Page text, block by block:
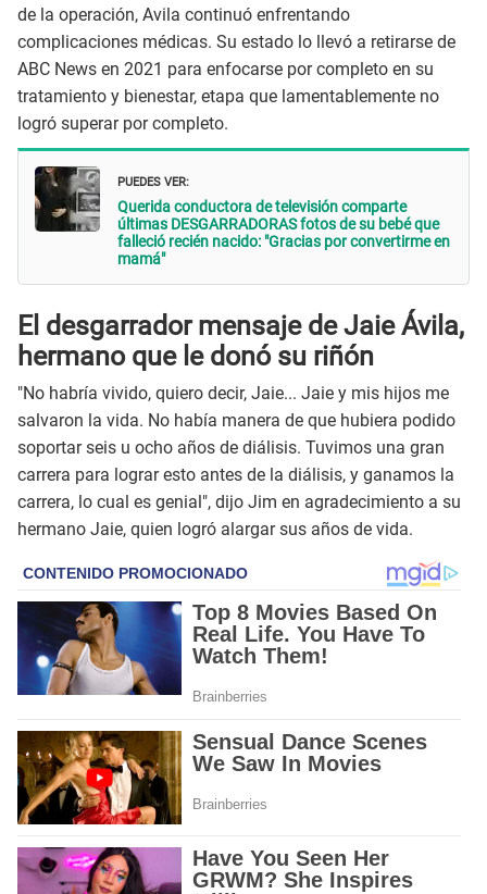
de la operación, Avila continuó enfrentando
complicaciones médicas. Su estado lo llevó a retirarse de
ABC News en 2021 para enfocarse por completo en su
tratamiento y bienestar, etapa que lamentablemente no
logró superar por completo.
PUEDES VER:
Querida conductora de televisión comparte
últimas DESGARRADORAS fotos de su bebé que
falleció recién nacido: "Gracias por convertirme en
mamá"
El desgarrador mensaje de Jaie Ávila,
hermano que le donó su riñón
"No habría vivido, quiero decir, Jaie... Jaie y mis hijos me
salvaron la vida. No había manera de que hubiera podido
soportar seis u ocho años de diálisis. Tuvimos una gran
carrera para lograr esto antes de la diálisis, y ganamos la
carrera, lo cual es genial", dijo Jim en agradecimiento a su
hermano Jaie, quien logró alargar sus años de vida.